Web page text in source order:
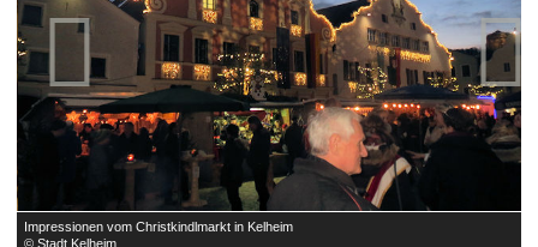
Impressionen vom Christkindlmarkt in Kelheim
© Stadt Kelheim
 